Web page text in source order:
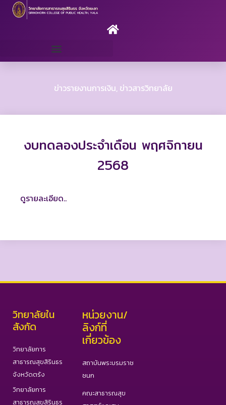
Skip
ข่าวรายงานการเงิน, ข่าวสารวิทยาลัย
งบทดลองประจำเดือน พฤศจิกายน
2568
ดูรายละเอียด..
วิทยาลัยใน
สังกัด
วิทยาลัยการ
สาธารณสุขสิรินธร
จังหวัดตรัง
วิทยาลัยการ
สาธารณสุขสิรินธร
หน่วยงาน/
ลิงก์ที่
เกี่ยวข้อง
สถาบันพระบรมราช
ชนก
คณะสาธารณสุข